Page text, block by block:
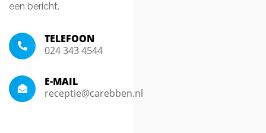
een bericht.
TELEFOON
024 343 4544
E-MAIL
receptie@carebben.nl